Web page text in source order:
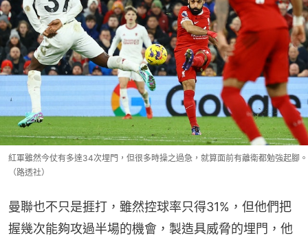
紅軍雖然今仗有多達34次埋門，但很多時操之過急，就算面前有離衛都勉強起腳。
（路透社）
曼聯也不只是捱打，雖然控球率只得31%，但他們把
握幾次能夠攻過半場的機會，製造具威脅的埋門，他